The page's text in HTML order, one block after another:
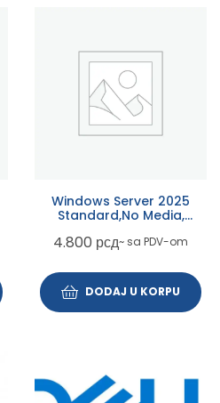
Windows Server 2025
Standard,No Media,
w/DVD Media,Multi Lang,
4.800 рсд~ sa PDV-om
DODAJ U KORPU